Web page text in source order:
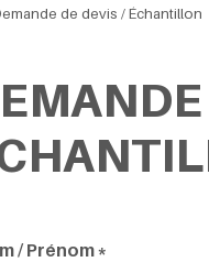
de devis / Échantillon
/ Prénom